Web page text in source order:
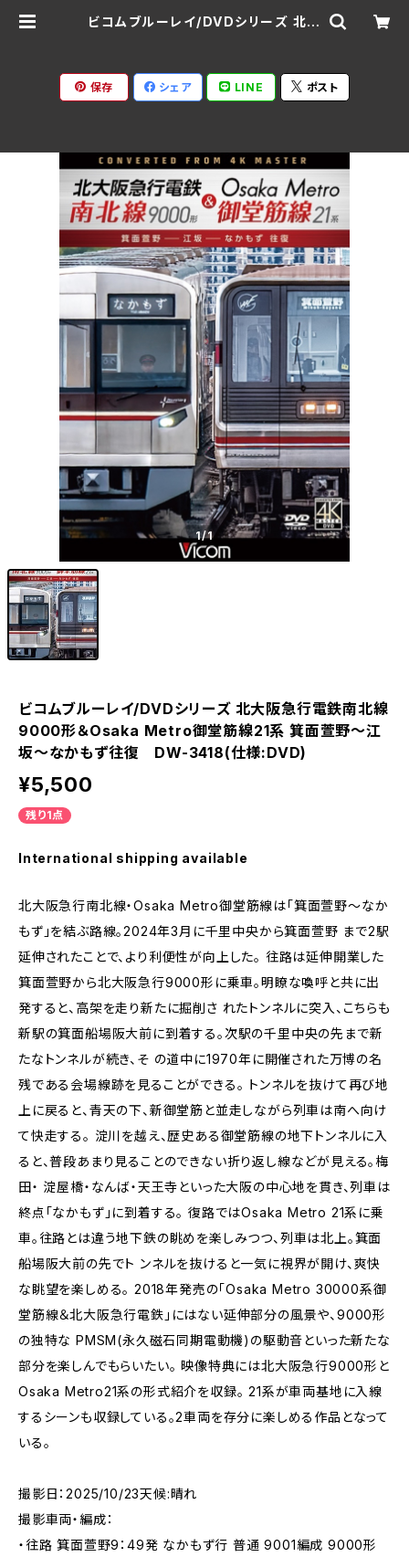
ビコムブルーレイ/DVDシリーズ 北大
様:DVD) | Ratspack Records
保存 シェア LINE ポスト
1/1
ビコムブルーレイ/DVDシリーズ 北大阪急行電鉄南北線
9000形＆Osaka Metro御堂筋線21系 箕面萱野～江
坂～なかもず往復 DW-3418(仕様:DVD)
¥5,500
残り1点
International shipping available
北大阪急行南北線・Osaka Metro御堂筋線は「箕面萱野～なか
もず」を結ぶ路線。2024年3月に千里中央から箕面萱野 まで2駅
延伸されたことで、より利便性が向上した。 往路は延伸開業した
箕面萱野から北大阪急行9000形に乗車。明瞭な喚呼と共に出
発すると、高架を走り新たに掘削さ れたトンネルに突入、こちらも
新駅の箕面船場阪大前に到着する。次駅の千里中央の先まで新
たなトンネルが続き、そ の道中に1970年に開催された万博の名
残である会場線跡を見ることができる。 トンネルを抜けて再び地
上に戻ると、青天の下、新御堂筋と並走しながら列車は南へ向け
て快走する。 淀川を越え、歴史ある御堂筋線の地下トンネルに入
ると、普段あまり見ることのできない折り返し線などが見える。梅
田・ 淀屋橋・なんば・天王寺といった大阪の中心地を貫き、列車は
終点「なかもず」に到着する。 復路ではOsaka Metro 21系に乗
車。往路とは違う地下鉄の眺めを楽しみつつ、列車は北上。箕面
船場阪大前の先でト ンネルを抜けると一気に視界が開け、爽快
な眺望を楽しめる。 2018年発売の「Osaka Metro 30000系御
堂筋線＆北大阪急行電鉄」にはない延伸部分の風景や、9000形
の独特な PMSM(永久磁石同期電動機)の駆動音といった新たな
部分を楽しんでもらいたい。 映像特典には北大阪急行9000形と
Osaka Metro21系の形式紹介を収録。 21系が車両基地に入線
するシーンも収録している。2車両を存分に楽しめる作品となって
いる。
撮影日：2025/10/23天候:晴れ
撮影車両・編成：
・往路 箕面萱野9：49発 なかもず行 普通 9001編成 9000形